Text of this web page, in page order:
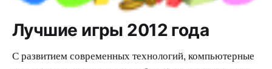
Лучшие игры 2012 года
С развитием современных технологий, компьютерные